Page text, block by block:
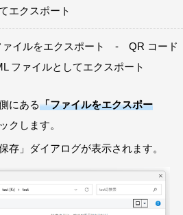
エクスポート
ァイルをエクスポート - QR コード
ファイルとしてエクスポート
にある「ファイルをエクスポー
クします。
存」ダイアログが表示されます。